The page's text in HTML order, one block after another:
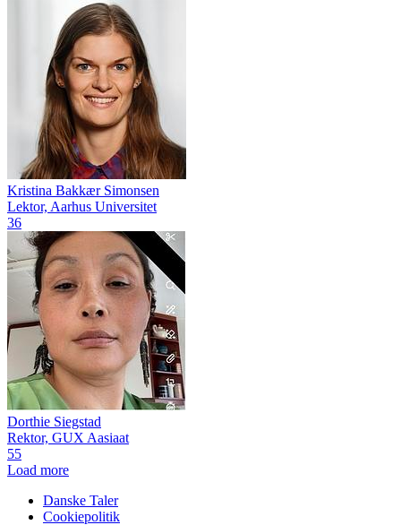
Kristina Bakkær Simonsen
Lektor, Aarhus Universitet
36
Dorthie Siegstad
Rektor, GUX Aasiaat
55
Load more
Danske Taler
Cookiepolitik